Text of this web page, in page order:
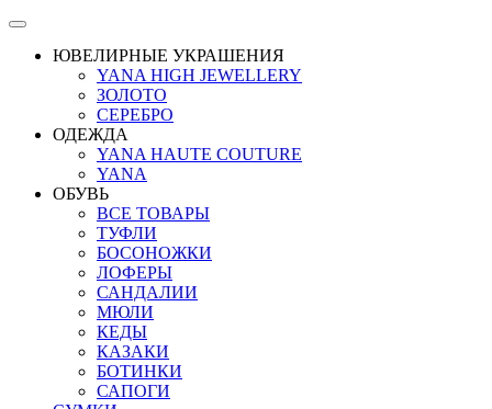
ЮВЕЛИРНЫЕ УКРАШЕНИЯ
YANA HIGH JEWELLERY
ЗОЛОТО
СЕРЕБРО
ОДЕЖДА
YANA HAUTE COUTURE
YANA
ОБУВЬ
ВСЕ ТОВАРЫ
ТУФЛИ
БОСОНОЖКИ
ЛОФЕРЫ
САНДАЛИИ
МЮЛИ
КЕДЫ
КАЗАКИ
БОТИНКИ
САПОГИ